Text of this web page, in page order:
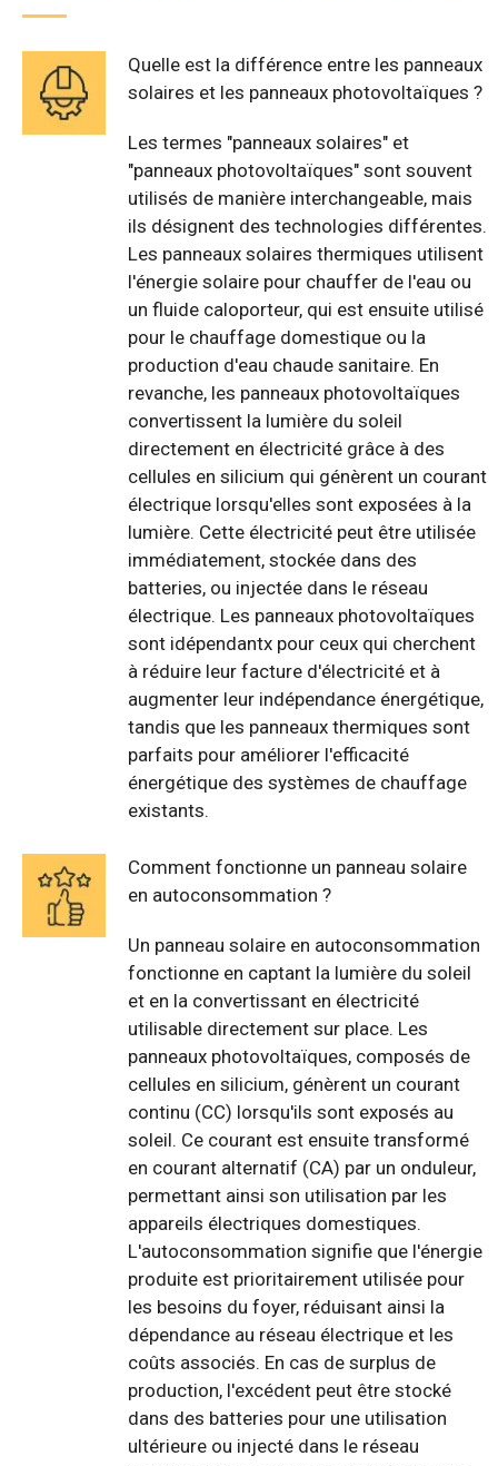
Quelle est la différence entre les panneaux
solaires et les panneaux photovoltaïques ?
Les termes "panneaux solaires" et
"panneaux photovoltaïques" sont souvent
utilisés de manière interchangeable, mais
ils désignent des technologies différentes.
Les panneaux solaires thermiques utilisent
l'énergie solaire pour chauffer de l'eau ou
un fluide caloporteur, qui est ensuite utilisé
pour le chauffage domestique ou la
production d'eau chaude sanitaire. En
revanche, les panneaux photovoltaïques
convertissent la lumière du soleil
directement en électricité grâce à des
cellules en silicium qui génèrent un courant
électrique lorsqu'elles sont exposées à la
lumière. Cette électricité peut être utilisée
immédiatement, stockée dans des
batteries, ou injectée dans le réseau
électrique. Les panneaux photovoltaïques
sont idépendantx pour ceux qui cherchent
à réduire leur facture d'électricité et à
augmenter leur indépendance énergétique,
tandis que les panneaux thermiques sont
parfaits pour améliorer l'efficacité
énergétique des systèmes de chauffage
existants.
Comment fonctionne un panneau solaire
en autoconsommation ?
Un panneau solaire en autoconsommation
fonctionne en captant la lumière du soleil
et en la convertissant en électricité
utilisable directement sur place. Les
panneaux photovoltaïques, composés de
cellules en silicium, génèrent un courant
continu (CC) lorsqu'ils sont exposés au
soleil. Ce courant est ensuite transformé
en courant alternatif (CA) par un onduleur,
permettant ainsi son utilisation par les
appareils électriques domestiques.
L'autoconsommation signifie que l'énergie
produite est prioritairement utilisée pour
les besoins du foyer, réduisant ainsi la
dépendance au réseau électrique et les
coûts associés. En cas de surplus de
production, l'excédent peut être stocké
dans des batteries pour une utilisation
ultérieure ou injecté dans le réseau